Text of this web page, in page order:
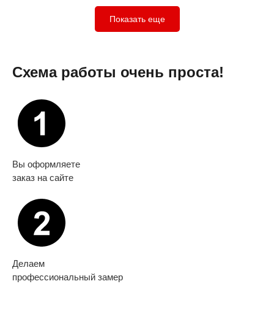
Показать еще
Схема работы очень проста!
Вы оформляете
заказ на сайте
Делаем
профессиональный замер